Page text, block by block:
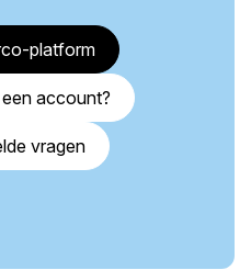
platform
account?
vragen